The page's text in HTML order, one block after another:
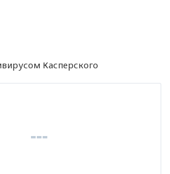
Касперского